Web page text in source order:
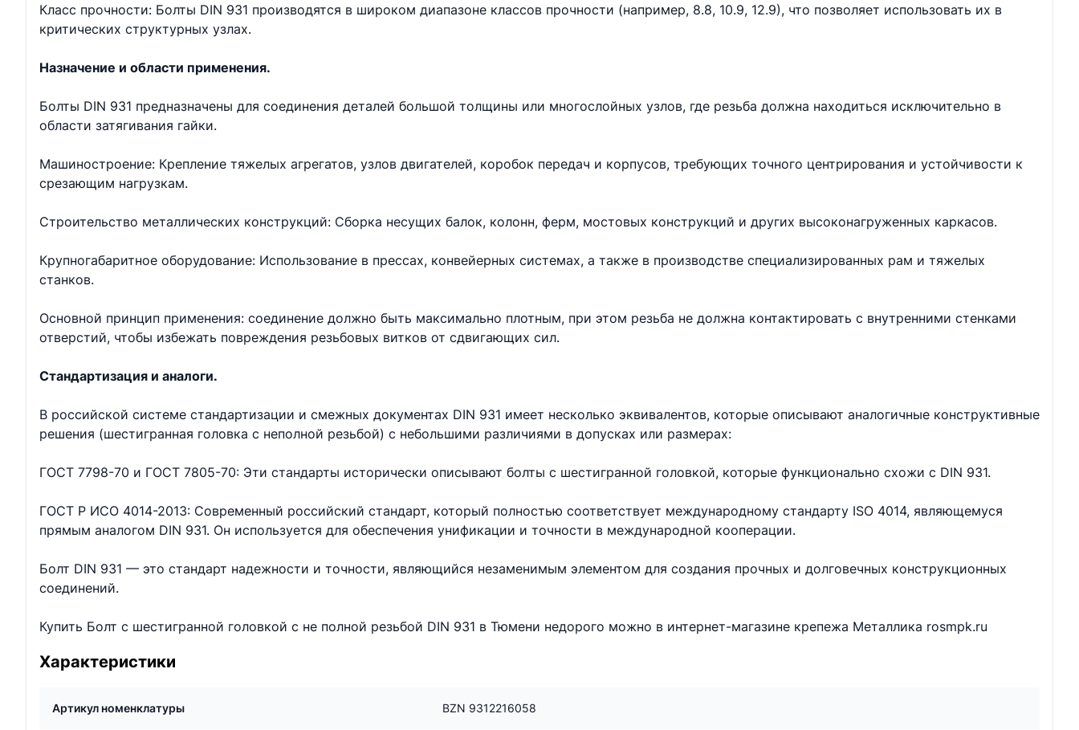
Класс прочности: Болты DIN 931 производятся в широком диапазоне классов прочности (например, 8.8, 10.9, 12.9), что позволяет использовать их в
критических структурных узлах.
Назначение и области применения.
Болты DIN 931 предназначены для соединения деталей большой толщины или многослойных узлов, где резьба должна находиться исключительно в
области затягивания гайки.
Машиностроение: Крепление тяжелых агрегатов, узлов двигателей, коробок передач и корпусов, требующих точного центрирования и устойчивости к
срезающим нагрузкам.
Строительство металлических конструкций: Сборка несущих балок, колонн, ферм, мостовых конструкций и других высоконагруженных каркасов.
Крупногабаритное оборудование: Использование в прессах, конвейерных системах, а также в производстве специализированных рам и тяжелых
станков.
Основной принцип применения: соединение должно быть максимально плотным, при этом резьба не должна контактировать с внутренними стенками
отверстий, чтобы избежать повреждения резьбовых витков от сдвигающих сил.
Стандартизация и аналоги.
В российской системе стандартизации и смежных документах DIN 931 имеет несколько эквивалентов, которые описывают аналогичные конструктивные
решения (шестигранная головка с неполной резьбой) с небольшими различиями в допусках или размерах:
ГОСТ 7798-70 и ГОСТ 7805-70: Эти стандарты исторически описывают болты с шестигранной головкой, которые функционально схожи с DIN 931.
ГОСТ Р ИСО 4014-2013: Современный российский стандарт, который полностью соответствует международному стандарту ISO 4014, являющемуся
прямым аналогом DIN 931. Он используется для обеспечения унификации и точности в международной кооперации.
Болт DIN 931 — это стандарт надежности и точности, являющийся незаменимым элементом для создания прочных и долговечных конструкционных
соединений.
Купить Болт с шестигранной головкой с не полной резьбой DIN 931 в Тюмени недорого можно в интернет-магазине крепежа Металлика rosmpk.ru
Характеристики
Артикул номенклатуры BZN 9312216058